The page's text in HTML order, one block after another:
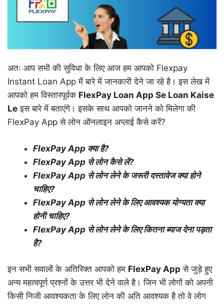
अतः आप सभी की सुविधा के लिए आज हम आपको Flexpay
Instant Loan App में बारे में जानकारी देने जा रहे है। इस लेख में
आपको हम विस्तारपूर्वक FlexPay Loan App Se Loan Kaise
Le इस बारे में बताएंगे। इसके साथ आपको जानने को मिलेगा की
FlexPay App से लोन ऑनलाइन अप्लाई कैसे करें?
FlexPay App क्या है?
FlexPay App से लोन कैसे लें?
FlexPay App से लोन लेने के जरूरी दस्तावेज क्या होने
चाहिए?
FlexPay App से लोन लेने के लिए आवश्यक योग्यता क्या
होनी चाहिए?
FlexPay App से लोन लेने के लिए कितना ब्याज देना पड़ता
है?
इन सभी सवालों के अतिरिक्त आपको हम FlexPay App से जुड़े हुए
अन्य महत्वपूर्ण प्रश्नों के उत्तर भी देने वाले है। जिन भी लोगों को अपनी
किसी निजी आवश्यकता के लिए लोन की अति आवश्यक है तो वे लोग